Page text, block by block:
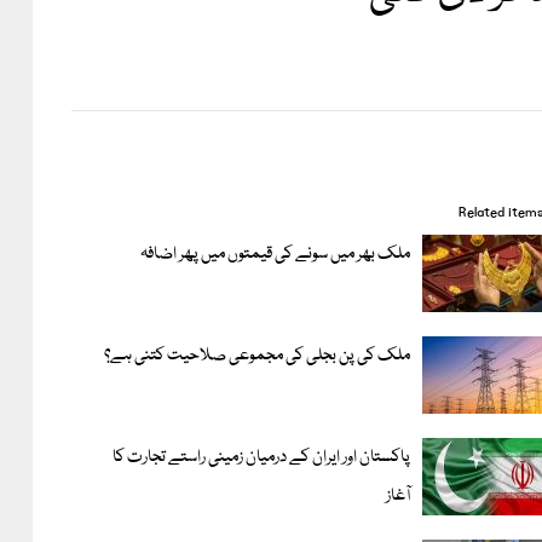
Related items
ملک بھر میں سونے کی قیمتوں میں پھر اضافہ
ملک کی پن بجلی کی مجموعی صلاحیت کتنی ہے؟
پاکستان اور ایران کے درمیان زمینی راستے تجارت کا
آغاز